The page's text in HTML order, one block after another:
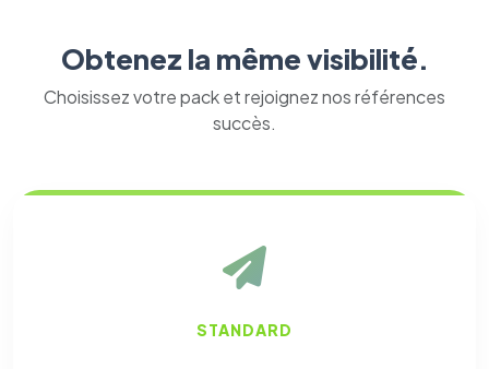
Obtenez la même visibilité.
Choisissez votre pack et rejoignez nos références
succès.
STANDARD